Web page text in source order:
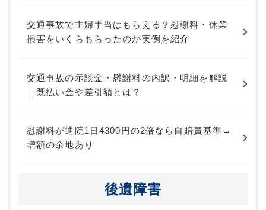
交通事故で主婦手当はもらえる？慰謝料・休業
損害をいくらもらったのか実例を紹介
交通事故の示談金・慰謝料の内訳・明細を解説
｜既払い金や差引額とは？
慰謝料が通院1日4300円の2倍なら自賠責基準→
増額の余地あり
後遺障害